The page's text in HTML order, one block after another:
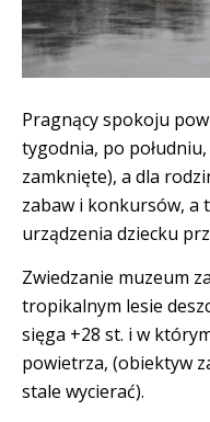
Pragnący spokoju
tygodnia, po
zamknięte), a dla
zabaw i konkursów, a
urządzenia dziecku
Zwiedzanie muzeum
tropikalnym lesie
sięga +28 st. i w
powietrza, (obiektyw
stale wycierać).